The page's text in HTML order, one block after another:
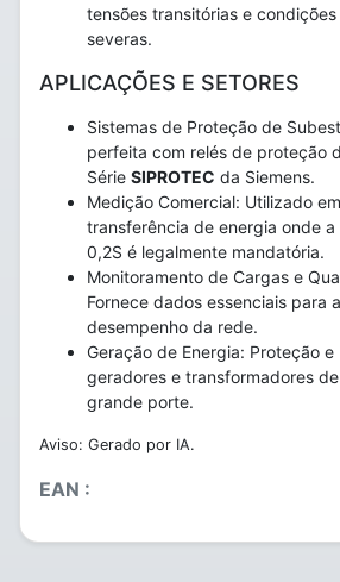
tensões transitórias e
severas.
APLICAÇÕES E SETORES
Sistemas de Proteção de
perfeita com relés de proteção
Série SIPROTEC da Siemens.
Medição Comercial: Utilizado
transferência de energia onde
0,2S é legalmente mandatória.
Monitoramento de Cargas e
Fornece dados essenciais para
desempenho da rede.
Geração de Energia: Proteção e
geradores e transformadores
grande porte.
Aviso: Gerado por IA.
EAN :